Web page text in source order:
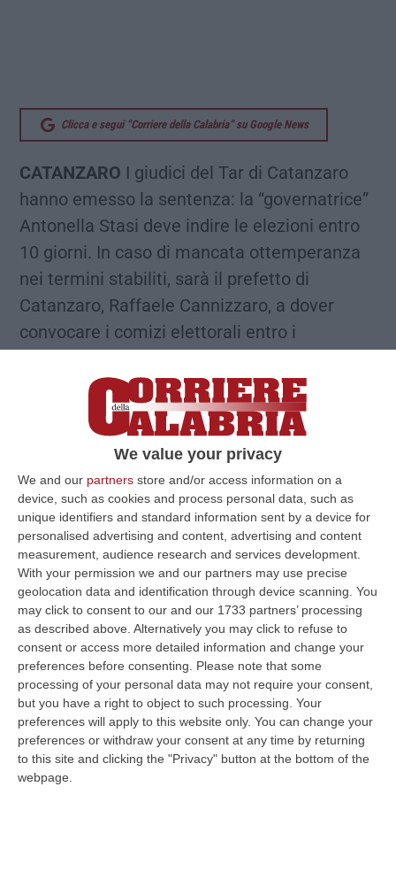
We value your privacy
We and our partners store and/or access information on a
device, such as cookies and process personal data, such as
unique identifiers and standard information sent by a device for
personalised advertising and content, advertising and content
measurement, audience research and services development.
With your permission we and our partners may use precise
geolocation data and identification through device scanning. You
may click to consent to our and our 1733 partners’ processing
as described above. Alternatively you may click to refuse to
consent or access more detailed information and change your
preferences before consenting.
Please note that some
processing of your personal data may not require your consent,
but you have a right to object to such processing. Your
preferences will apply to this website only. You can change your
preferences or withdraw your consent at any time by returning
to this site and clicking the "Privacy" button at the bottom of the
webpage.
Clicca e segui “Corriere della Calabria” su Google News
CATANZARO I giudici del Tar di Catanzaro
hanno emesso la sentenza: la “governatrice”
Antonella Stasi deve indire le elezioni entro
10 giorni. In caso di mancata ottemperanza
nei termini stabiliti, sarà il prefetto di
Catanzaro, Raffaele Cannizzaro, a dover
convocare i comizi elettorali entro i
sulla data delle elezioni, adesso è un
Tribunale della Repubblica a mettere con le
spalle al muro la classe politica calabrese. Il
Tribunale amministrativo si è pronunciato sul
ricorso presentato da alcune associazioni di
cittadini (Cittadinanzattiva, il Pungolo per
Catanzaro, il comitato art. 48 e il comitato
“Non solo Catanzaro”) che avevano chiesto
l’intervento della magistratura per far
ritornare i calabresi alle urne. La motivazione
del ricorso era chiara: «Si impedisce ai
calabresi l’esercizio primario del diritto di
voto». Nel presentare il ricorso, era stato
chiesto al Tar un giudizio immediato e
urgente, ma i magistrati amministrativi
avevano scelto una procedura normale, sia